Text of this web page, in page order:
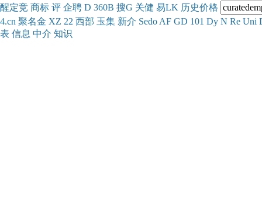
醒定竞 商标 评 企聘 D 360B 搜G 关健 易LK 历史价格
4.cn 聚名金 XZ 22 西部 玉集 新介 Sedo AF GD 101 Dy N Re Uni
表 信息 中介 知识